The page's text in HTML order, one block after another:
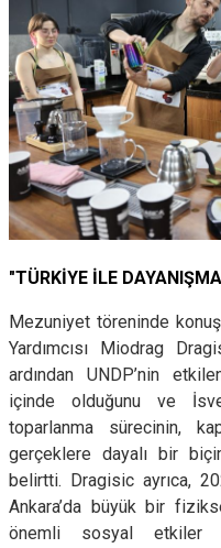
"TÜRKİYE İLE
Mezuniyet töreninde
Yardımcısı Miodrag
ardından UNDP’nin
içinde olduğunu ve
toparlanma sürecinin,
gerçeklere dayalı bir
belirtti. Dragisic ayrıca,
Ankara’da büyük bir
önemli sosyal etkiler